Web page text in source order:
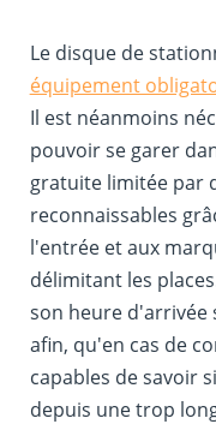
Le disque de
équipement
Il est néanmoins
pouvoir se garer
gratuite limitée par
reconnaissables
l'entrée et aux
délimitant les
son heure d'arrivée
afin, qu'en cas de
capables de savoir
depuis une trop